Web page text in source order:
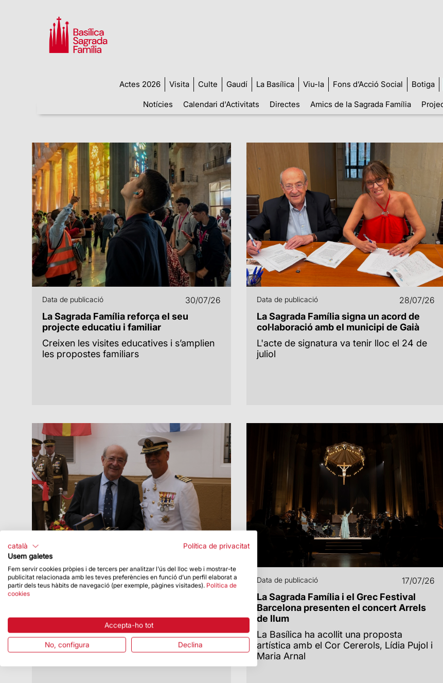
Actes 2026 Visita Culte Gaudí La Basílica Viu-la Fons d’Acció Social Botiga
Notícies
Calendari d'Activitats Directes Amics de la Sagrada Família
Data de publicació 30/07/26
La Sagrada Família reforça el seu
projecte educatiu i familiar
Creixen les visites educatives i s’amplien
les propostes familiars
Data de publicació 28/07/26
La Sagrada Família signa un acord de
col·laboració amb el municipi de Gaià
L'acte de signatura va tenir lloc el 24 de
juliol
Data de publicació 20/07/26
Naval de Barcelona
Va tenir lloc el 16 de juliol, en el marc de
la festivitat de la Mare de Déu del Carme
Data de publicació 17/07/26
La Sagrada Família i el Grec Festival
Barcelona presenten el concert Arrels
de llum
La Basílica ha acollit una proposta
artística amb el Cor Cererols, Lídia Pujol i
Maria Arnal
català
Política de privacitat
Usem galetes
Fem servir cookies pròpies i de tercers per analitzar l'ús del lloc web i mostrar-te
publicitat relacionada amb les teves preferències en funció d'un perfil elaborat a
partir dels teus hàbits de navegació (per exemple, pàgines visitades). Política de
cookies
Accepta-ho tot
No, configura Declina